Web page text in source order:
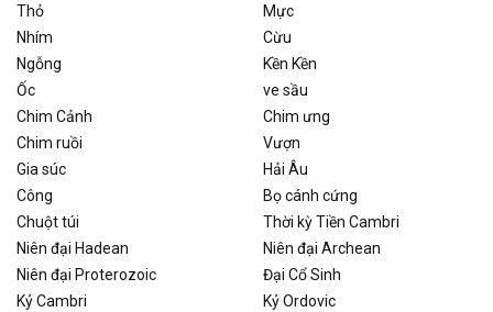
Thỏ
Mực
Nhím
Cừu
Ngỗng
Kền Kền
Ốc
ve sầu
Chim Cảnh
Chim ưng
Chim ruồi
Vượn
Gia súc
Hải Âu
Công
Bọ cánh cứng
Chuột túi
Thời kỳ Tiền Cambri
Niên đại Hadean
Niên đại Archean
Niên đại Proterozoic
Đại Cổ Sinh
Kỷ Cambri
Kỷ Ordovic